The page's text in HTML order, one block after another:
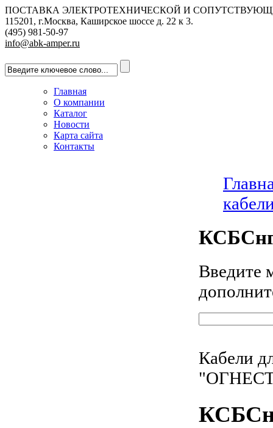
ПОСТАВКА ЭЛЕКТРОТЕХНИЧЕСКОЙ И
115201, г.Москва, Каширское шоссе д. 22 к 3.
(495) 981-50-97
info@abk-amper.ru
Главная
О компании
Каталог
Новости
Карта сайта
Контакты
Введите
Кабели